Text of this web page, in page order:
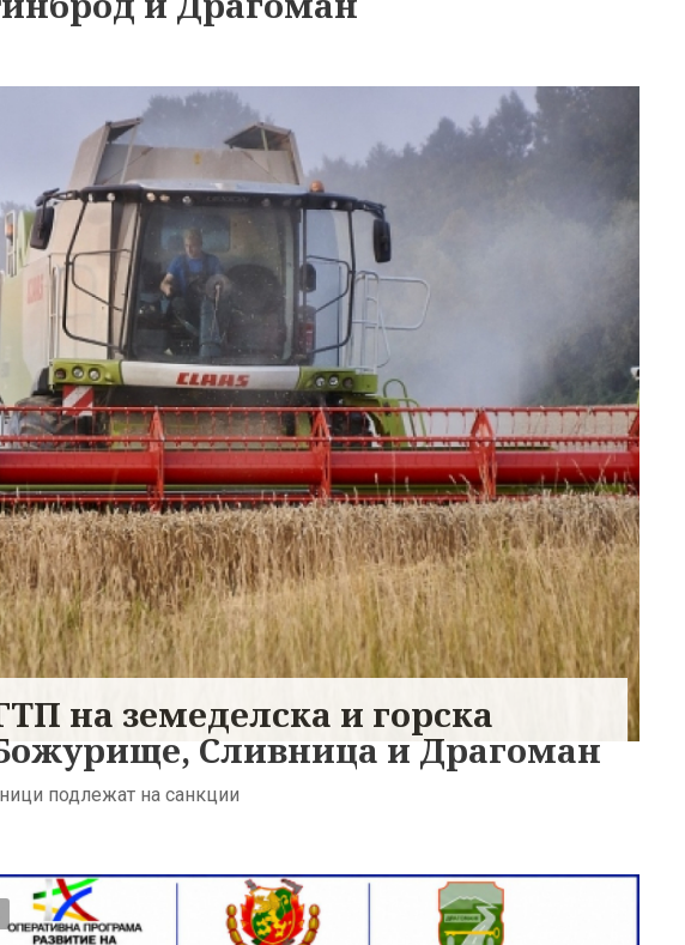
на земеделска и горска
Сливница и Драгоман
подлежат на санкции